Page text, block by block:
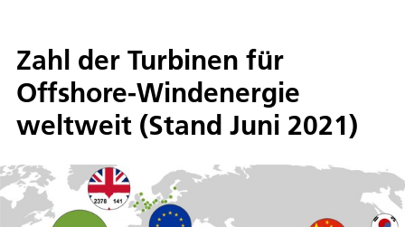
Zahl der Turbinen für
Offshore-Windenergie
weltweit (Stand Juni 2021)